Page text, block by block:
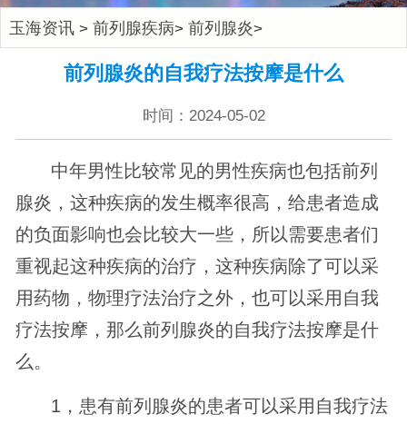
玉海资讯> 前列腺疾病> 前列腺炎>
前列腺炎的自我疗法按摩是什么
时间：2024-05-02
中年男性比较常见的男性疾病也包括前列
腺炎，这种疾病的发生概率很高，给患者造成
的负面影响也会比较大一些，所以需要患者们
重视起这种疾病的治疗，这种疾病除了可以采
用药物，物理疗法治疗之外，也可以采用自我
疗法按摩，那么前列腺炎的自我疗法按摩是什
么。
1，患有前列腺炎的患者可以采用自我疗法